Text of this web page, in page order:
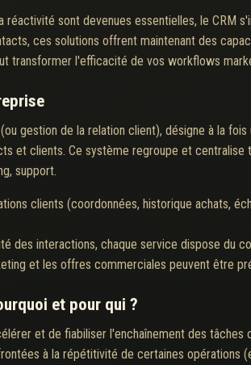
sont devenues essentielles, le CRM
ces solutions offrent maintenant des
transformer l'efficacité de vos workflows
gestion de la relation client), désigne à la
et clients. Ce système regroupe et
support.
clients (coordonnées, historique achats,
des interactions, chaque service dispose du
et les offres commerciales peuvent être
et pour qui ?
et de fiabiliser l'enchaînement des tâches
à la répétitivité de certaines opérations